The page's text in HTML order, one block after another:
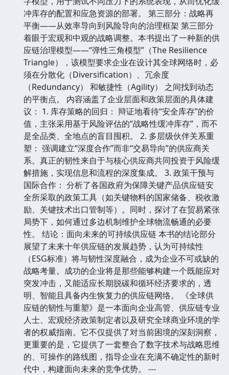
冲库存的配置和应急资源的部署。 第三部分：战略再
平衡——从效率导向到风险导向的治理框架 第三部分
着眼于宏观和中观的战略调整。本书提出了一种新的供
应链治理模型——“弹性三角模型”（The Resilience
Triangle），该模型要求企业在设计其全球网络时，必
须在分散化（Diversification）、冗余度
（Redundancy） 和敏捷性（Agility） 之间找到动态
的平衡点。 内容涵盖了企业层面和政策层面的具体建
议： 1. 库存策略的回归： 辩证地看待“安全库存”的价
值，主张采用基于风险评估的“战略性缓冲库存”，而不
是全品类、全地点的盲目囤积。 2. 多层级伙伴关系重
塑： 强调建立“深度合作”而非“交易导向”的供应商关
系。真正的韧性来自于与核心供应商共同投资于风险缓
解措施，实现信息和流程的深度集成。 3. 政策干预与
国际合作： 分析了各国政府为保障关键产品供应链安
全所采取的政策工具（如关键物料的国家储备、税收激
励、关键技术出口管制等）。同时，探讨了在贸易紧张
局势下，如何通过多边机制维护全球物流畅通的必要
性。 结论：面向未来的可持续供应链 本书的结论部分
展望了未来十年供应链的发展趋势，认为可持续性
（ESG标准）将与韧性深度融合，成为企业不可或缺的
战略考量。成功的企业将是那些能够构建一个既能应对
突发冲击，又能适应长期脱碳和循环经济要求的，透
明、智能且具备内生恢复力的供应链网络。 《全球供
应链的韧性与重塑》是一本面向企业高管、供应链专业
人士、宏观经济政策制定者以及研究全球商业环境的学
者的权威指南。它不仅提供了对当前困境的深刻洞察，
更重要的是，它提供了一套整合了数字技术与战略思维
的、可操作的路线图，指导企业在充满不确定性的新时
代中，构建面向未来的竞争优势。 ---